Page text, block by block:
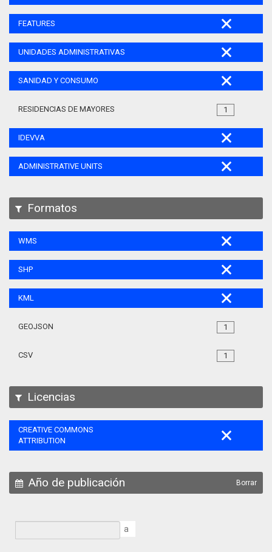
FEATURES
UNIDADES ADMINISTRATIVAS
SANIDAD Y CONSUMO
1
RESIDENCIAS DE MAYORES
IDEVVA
ADMINISTRATIVE UNITS
Formatos
WMS
SHP
KML
1
GEOJSON
1
CSV
Licencias
CREATIVE COMMONS
ATTRIBUTION
Año de publicación Borrar
a